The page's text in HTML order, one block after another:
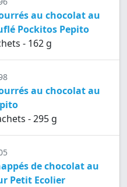
au chocolat au
Pockitos Pepito
- 162 g
au chocolat au
- 295 g
de chocolat au
Petit Ecolier